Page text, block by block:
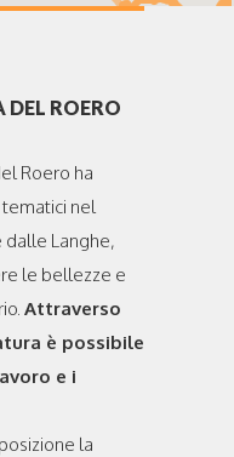
DEL ROERO
Roero ha
nel
dalle Langhe,
le bellezze e
Attraverso
è possibile
e i
la